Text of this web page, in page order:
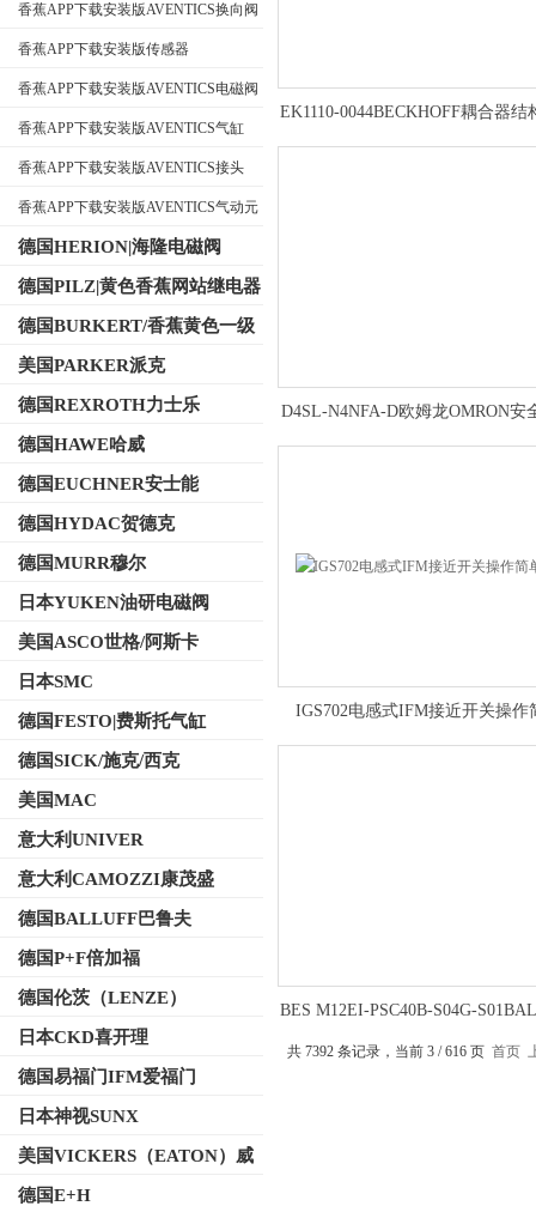
香蕉APP下载安装版AVENTICS换向阀
香蕉APP下载安装版传感器
香蕉APP下载安装版AVENTICS电磁阀
香蕉APP下载安装版AVENTICS气缸
香蕉APP下载安装版AVENTICS接头
香蕉APP下载安装版AVENTICS气动元
德国HERION|海隆电磁阀
德国PILZ|黄色香蕉网站继电器
德国BURKERT/香蕉黄色一级
视频电磁阀
美国PARKER派克
德国REXROTH力士乐
德国HAWE哈威
德国EUCHNER安士能
德国HYDAC贺德克
德国MURR穆尔
日本YUKEN油研电磁阀
美国ASCO世格/阿斯卡
日本SMC
德国FESTO|费斯托气缸
德国SICK/施克/西克
美国MAC
意大利UNIVER
意大利CAMOZZI康茂盛
德国BALLUFF巴鲁夫
德国P+F倍加福
德国伦茨（LENZE）
日本CKD喜开理
德国易福门IFM爱福门
日本神视SUNX
美国VICKERS（EATON）威
格士
德国E+H
EK1110-0044BECKHOFF耦合器结
D4SL-N4NFA-D欧姆龙OMRON安
IGS702电感式IFM接近开关操作
BES M12EI-PSC40B-S04G-
共 7392 条记录，当前 3 / 616 页 首页